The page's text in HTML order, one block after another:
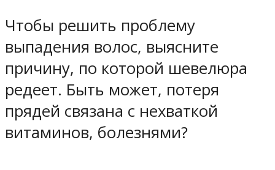
Чтобы решить проблему
выпадения волос, выясните
причину, по которой шевелюра
редеет. Быть может, потеря
прядей связана с нехваткой
витаминов, болезнями?